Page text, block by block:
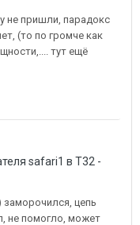
не пришли, парадокс
(то по громче как
тут ещё
safari1 в T32 -
заморочился, цепь
не помогло, может